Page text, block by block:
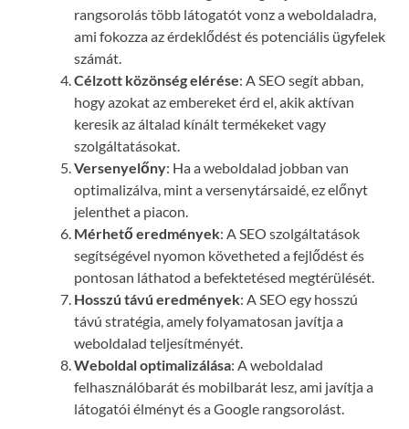
rangsorolás több látogatót vonz a weboldaladra,
ami fokozza az érdeklődést és potenciális ügyfelek
számát.
Célzott közönség elérése: A SEO segít abban,
hogy azokat az embereket érd el, akik aktívan
keresik az általad kínált termékeket vagy
szolgáltatásokat.
Versenyelőny: Ha a weboldalad jobban van
optimalizálva, mint a versenytársaidé, ez előnyt
jelenthet a piacon.
Mérhető eredmények: A SEO szolgáltatások
segítségével nyomon követheted a fejlődést és
pontosan láthatod a befektetésed megtérülését.
Hosszú távú eredmények: A SEO egy hosszú
távú stratégia, amely folyamatosan javítja a
weboldalad teljesítményét.
Weboldal optimalizálása: A weboldalad
felhasználóbarát és mobilbarát lesz, ami javítja a
látogatói élményt és a Google rangsorolást.